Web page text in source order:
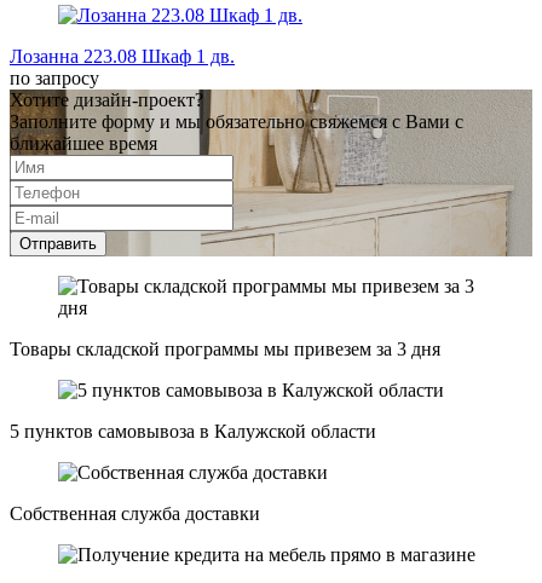
Лозанна 223.08 Шкаф 1 дв.
по запросу
Хотите дизайн-проект?
Заполните форму и мы обязательно свяжемся с Вами с
ближайшее время
Отправить
Товары складской программы мы привезем за 3 дня
5 пунктов самовывоза в Калужской области
Собственная служба доставки